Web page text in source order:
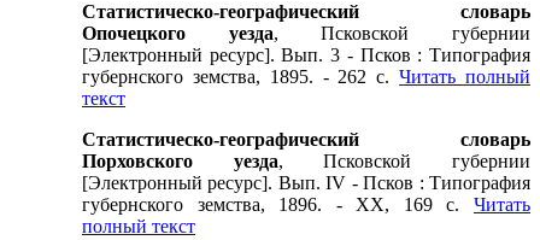
Статистическо-географический словарь
Опочецкого уезда, Псковской губернии
[Электронный ресурс]. Вып. 3 - Псков : Типография
губернского земства, 1895. - 262 с.Читать полный
текст
Статистическо-географический словарь
Порховского уезда, Псковской губернии
[Электронный ресурс]. Вып. IV - Псков : Типография
губернского земства, 1896. - ХХ, 169 с. Читать
полный текст